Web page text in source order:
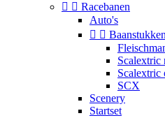
  Racebanen
Auto's
  Baanstukken
Scalextric
Scalextric
SCX
Scenery
Startset